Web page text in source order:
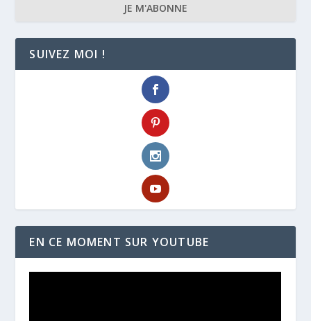
JE M'ABONNE
SUIVEZ MOI !
EN CE MOMENT SUR YOUTUBE